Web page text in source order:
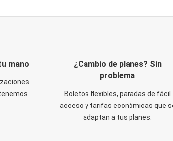
mano
¿Cambio de planes? Sin
problema
Boletos flexibles, paradas de fácil
acceso y tarifas económicas que
adaptan a tus planes.